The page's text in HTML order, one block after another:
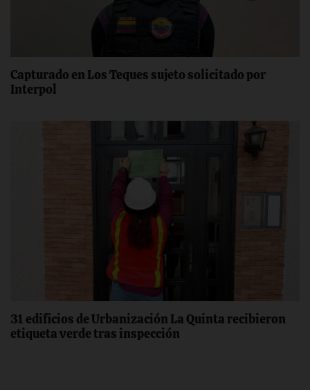
Capturado en Los Teques sujeto solicitado por
Interpol
31 edificios de Urbanización La Quinta recibieron
etiqueta verde tras inspección